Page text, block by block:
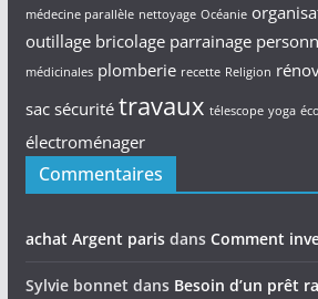
médecine parallèle nettoyage Océanie
outillage bricolage parrainage
médicinales plomberie recette Religion
sac sécurité travaux télescope yoga
électroménager
Commentaires
achat Argent parisdans Comment
Sylvie bonnet dans Besoin d’un prêt